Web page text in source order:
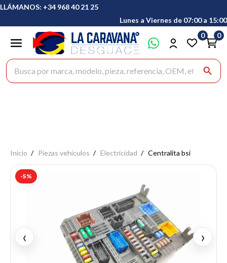
LLÁMANOS: +34 968 40 21 25
Lunes a Viernes de 07:00 a 15:00
Buscar productos
search
0 0
Inicio Piezas vehículos Electricidad Centralita bsi
-5%
‹ ›